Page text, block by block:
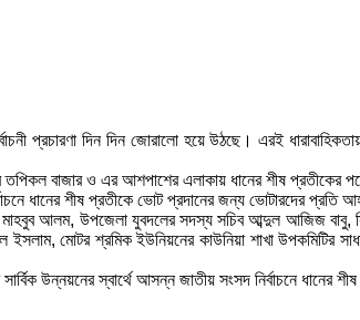
প্রচারণা দিন দিন জোরালো হয়ে উঠছে। এরই
তপিকল বাজার ও এর আশপাশের এলাকায় ধানের শীষ প্রতীকের
ধানের শীষ প্রতীকে ভোট প্রদানের জন্য ভোটারদের প্রতি
মাহবুব আলম, উপজেলা যুবদলের সদস্য সচিব আব্দুল
মোটর শ্রমিক ইউনিয়নের কাউনিয়া শাখা উপকমিটির
উন্নয়নের স্বার্থে আসন্ন জাতীয় সংসদ নির্বাচনে